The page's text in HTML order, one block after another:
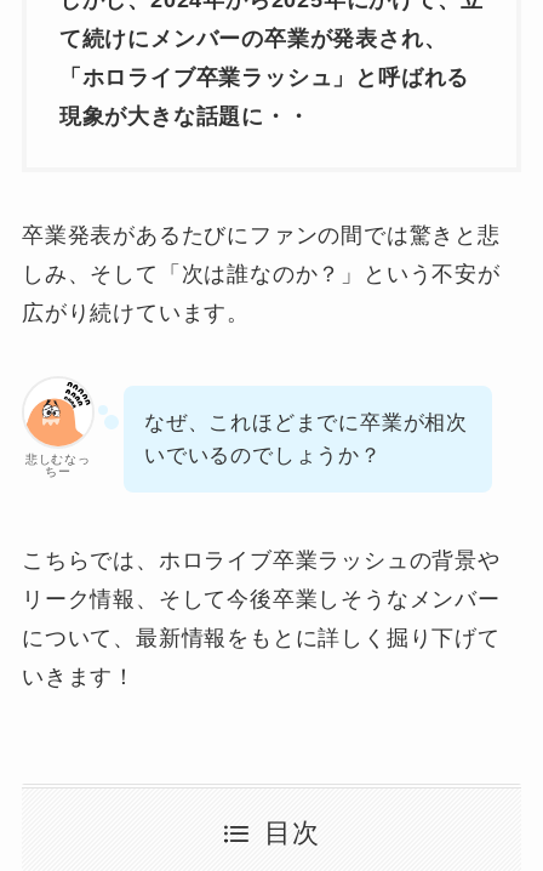
て続けにメンバーの卒業が発表され、
「ホロライブ卒業ラッシュ」と呼ばれる
現象が大きな話題に・・
卒業発表があるたびにファンの間では驚きと悲
しみ、そして「次は誰なのか？」という不安が
広がり続けています。
悲しむなっ
ちー
なぜ、これほどまでに卒業が相次
いでいるのでしょうか？
こちらでは、ホロライブ卒業ラッシュの背景や
リーク情報、そして今後卒業しそうなメンバー
について、最新情報をもとに詳しく掘り下げて
いきます！
目次